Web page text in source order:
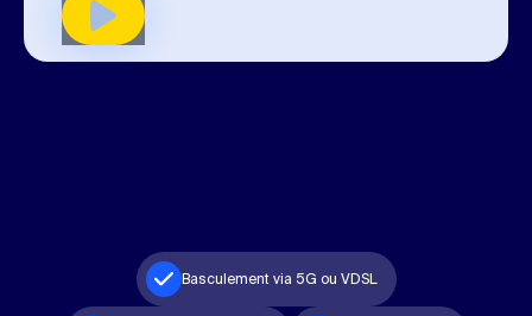
Basculement via 5G ou VDSL